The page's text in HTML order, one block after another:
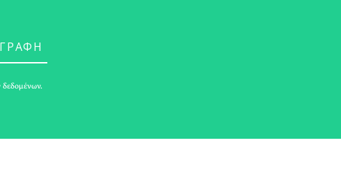
Γιορτάζει την
της Φαντασίας»
δεδομένων.